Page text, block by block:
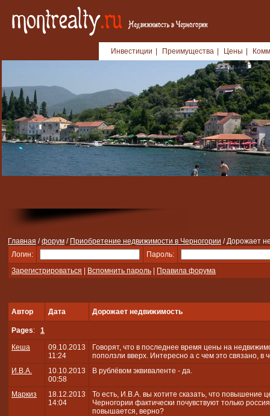
Инвестиции Преимущества Цены
Главная /форум / Приобретение недвижимости в Черногории / Дорожает
Логин:
Пароль:
Зарегистрироваться
Вспомнить пароль Правила форума
Автор Дата Дорожает недвижимость
Pages: 1
Кеша
09.10.2013
11:24
Говорят, что в последнее время цены на
поползли вверх. Интересно а с чем это связано, в
И.В.А.
10.10.2013
00:58
В рублёвом эквиваленте - да.
Маркиз
18.12.2013
14:04
То есть, И.В.А. вы хотите сказать, что повышение
Черногории фактически почувствуют только
повышается, верно?